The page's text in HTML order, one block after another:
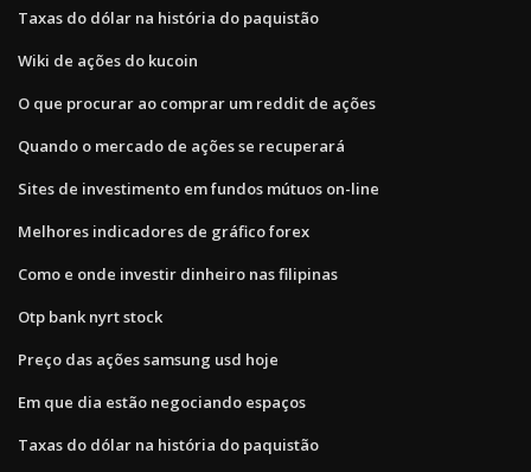
Taxas do dólar na história do paquistão
Wiki de ações do kucoin
O que procurar ao comprar um reddit de ações
Quando o mercado de ações se recuperará
Sites de investimento em fundos mútuos on-line
Melhores indicadores de gráfico forex
Como e onde investir dinheiro nas filipinas
Otp bank nyrt stock
Preço das ações samsung usd hoje
Em que dia estão negociando espaços
Taxas do dólar na história do paquistão